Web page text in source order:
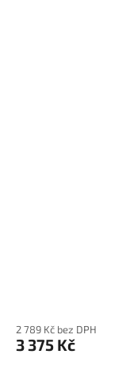
2 789 Kč bez DPH
3 375 Kč